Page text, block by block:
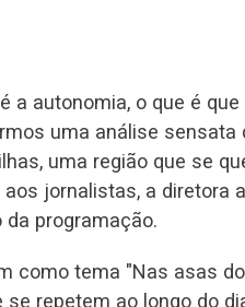
a autonomia, o que é
uma análise
uma região que se
jornalistas, a diretora
programação.
como tema "Nas asas
repetem ao longo do